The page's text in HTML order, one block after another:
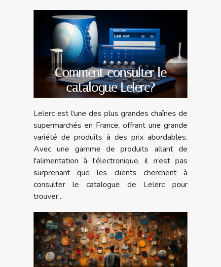
Comment consulter le
catalogue Lelerc?
Lelerc est l'une des plus grandes chaînes de
supermarchés en France, offrant une grande
variété de produits à des prix abordables.
Avec une gamme de produits allant de
l'alimentation à l'électronique, il n'est pas
surprenant que les clients cherchent à
consulter le catalogue de Lelerc pour
trouver...